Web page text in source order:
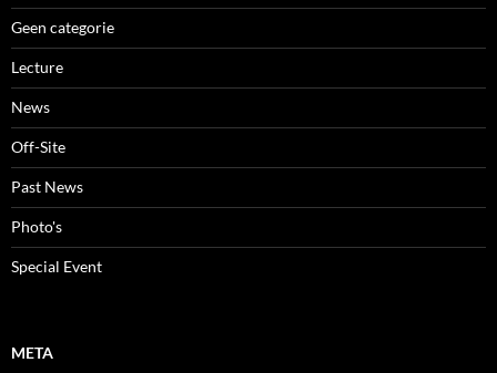
Geen categorie
Lecture
News
Off-Site
Past News
Photo's
Special Event
META